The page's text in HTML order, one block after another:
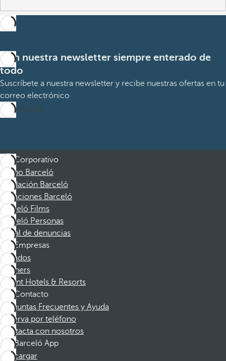
Con nuestra newsletter siempre enterado de
todo
Suscríbete a nuestra newsletter y recibe nuestras ofertas en tu
correo electrónico
Suscribirme
Corporativo
Grupo Barceló
Fundación Barceló
Vacaciones Barceló
Barceló Films
Barceló Personas
Canal de denuncias
Empresas
Afiliados
Partners
Dorint Hotels & Resorts
Contacto
Preguntas Frecuentes y Ayuda
Reserva por teléfono
Contacta con nosotros
Barceló App
Descargar